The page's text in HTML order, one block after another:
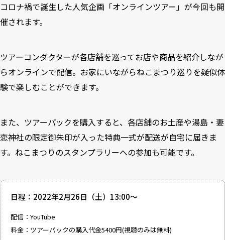
コロナ禍で誕生した人気企画「オンラインツアー」が今回も開
催されます。
ツアーコンダクターが各店舗を巡ってお店や商品を紹介しなが
らオンラインで配信。お家にいながらねこまつり巡りを疑似体
験で楽しむことができます。
また、ツアーパックを購入すると、各店舗のお土産や湯島・妻
恋神社の限定御朱印が入った特典一式が配送が自宅に届きま
す。ねこまつりのスタンプラリーへの参加も可能です。
日程：2022年2月26日（土）13:00～
配信：YouTube
料金：ツアーパックの購入代金5400円(視聴のみは無料)